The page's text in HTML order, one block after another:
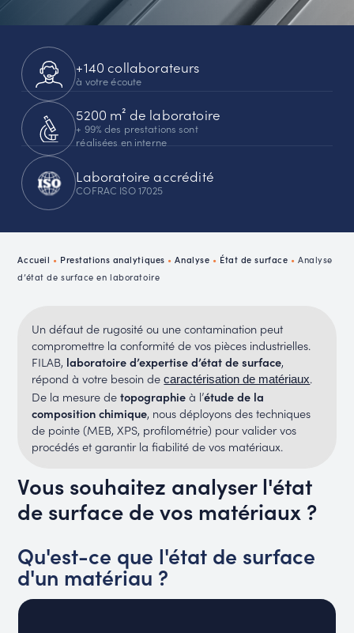
+140 collaborateurs
à votre écoute
5200 m² de laboratoire
+ 99% des prestations sont
réalisées en interne
Laboratoire accrédité
COFRAC ISO 17025
Accueil • Prestations analytiques •Analyse • État de surface • Analyse
d’état de surface en laboratoire
Un défaut de rugosité ou une contamination peut
compromettre la conformité de vos pièces industrielles.
FILAB, laboratoire d’expertise d’état de surface,
répond à votre besoin decaractérisation de matériaux.
De la mesure detopographieà l’étude de la
composition chimique, nous déployons des techniques
de pointe (MEB, XPS, profilométrie) pour valider vos
procédés et garantir la fiabilité de vos matériaux.
Vous souhaitez analyser l'état
de surface de vos matériaux ?
Qu'est-ce que l'état de surface
d'un matériau ?